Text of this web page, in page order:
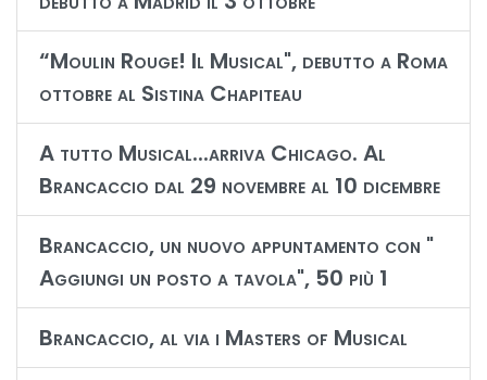
“Moulin Rouge! Il Musical", debutto a Roma
ottobre al Sistina Chapiteau
A tutto Musical...arriva Chicago. Al
Brancaccio dal 29 novembre al 10 dicembre
Brancaccio, un nuovo appuntamento con "
Aggiungi un posto a tavola", 50 più 1
Brancaccio, al via i Masters of Musical